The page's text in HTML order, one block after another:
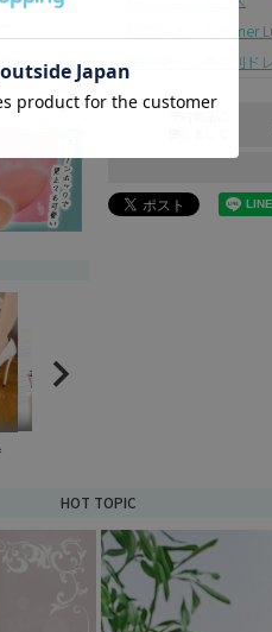
お盆直前！Summer
背中魅せ｜武器別ド
HOT TOPIC